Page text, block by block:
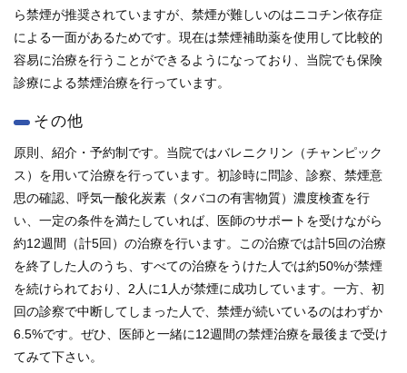
関連リンク
サイトマップ
サイトポリシー
ENGLISH
中文
ら禁煙が推奨されていますが、禁煙が難しいのはニコチン依存症
による一面があるためです。現在は禁煙補助薬を使用して比較的
容易に治療を行うことができるようになっており、当院でも保険
診療による禁煙治療を行っています。
その他
原則、紹介・予約制です。当院ではバレニクリン（チャンピック
ス）を用いて治療を行っています。初診時に問診、診察、禁煙意
思の確認、呼気一酸化炭素（タバコの有害物質）濃度検査を行
い、一定の条件を満たしていれば、医師のサポートを受けながら
約12週間（計5回）の治療を行います。この治療では計5回の治療
を終了した人のうち、すべての治療をうけた人では約50%が禁煙
を続けられており、2人に1人が禁煙に成功しています。一方、初
回の診察で中断してしまった人で、禁煙が続いているのはわずか
6.5%です。ぜひ、医師と一緒に12週間の禁煙治療を最後まで受け
てみて下さい。